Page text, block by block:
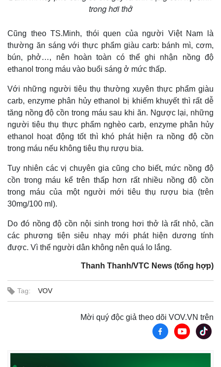
Cuộc sống đó đây
Hồ sơ
Multimedia
Ảnh
E-Magazine
Infographic
trong hơi thở
Cũng theo TS.Minh, thói quen của người Việt Nam là
thường ăn sáng với thực phẩm giàu carb: bánh mì, cơm,
bún, phở…, nên hoàn toàn có thể ghi nhận nồng độ
ethanol trong máu vào buổi sáng ở mức thấp.
Với những người tiêu thụ thường xuyên thực phẩm giàu
carb, enzyme phân hủy ethanol bị khiếm khuyết thì rất dễ
tăng nồng độ cồn trong máu sau khi ăn. Ngược lại, những
người tiêu thụ thực phẩm nghèo carb, enzyme phân hủy
ethanol hoạt động tốt thì khó phát hiện ra nồng độ cồn
trong máu nếu không tiêu thụ rượu bia.
Tuy nhiên các vị chuyên gia cũng cho biết, mức nồng độ
cồn trong máu kể trên thấp hơn rất nhiều nồng độ cồn
trong máu của một người mới tiêu thụ rượu bia (trên
30mg/100 ml).
Do đó nồng độ cồn nội sinh trong hơi thở là rất nhỏ, cần
các phương tiện siêu nhạy mới phát hiện dương tính
được. Vì thế người dân không nên quá lo lắng.
Thanh Thanh/VTC News (tổng hợp)
Tag: VOV
Mời quý độc giả theo dõi VOV.VN trên